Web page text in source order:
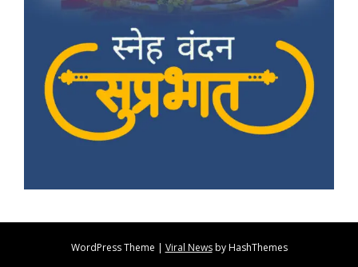
WordPress Theme | Viral Newsby HashThemes